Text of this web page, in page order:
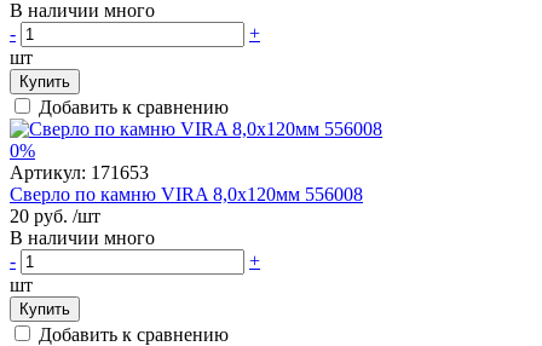
В наличии много
-
+
шт
Купить
Добавить к сравнению
0%
Артикул: 171653
Сверло по камню VIRA 8,0х120мм 556008
20 руб. /шт
В наличии много
-
+
шт
Купить
Добавить к сравнению